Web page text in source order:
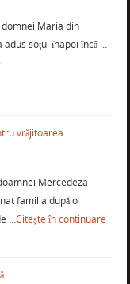
Maria din
adus soţul înapoi încă …
vrăjitoarea
Mercedeza
familia după o
…Citește în continuare